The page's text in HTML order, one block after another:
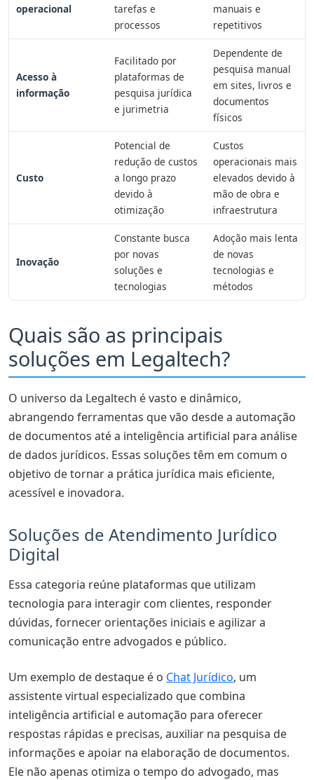
operacional
tarefas e
processos
manuais e
repetitivos
Acesso à
informação
Facilitado por
plataformas de
pesquisa jurídica
e jurimetria
Dependente de
pesquisa manual
em sites, livros e
documentos
físicos
Custo
Potencial de
redução de custos
a longo prazo
devido à
otimização
Custos
operacionais mais
elevados devido à
mão de obra e
infraestrutura
Inovação
Constante busca
por novas
soluções e
tecnologias
Adoção mais lenta
de novas
tecnologias e
métodos
Quais são as principais
soluções em Legaltech?
O universo da Legaltech é vasto e dinâmico,
abrangendo ferramentas que vão desde a automação
de documentos até a inteligência artificial para análise
de dados jurídicos. Essas soluções têm em comum o
objetivo de tornar a prática jurídica mais eficiente,
acessível e inovadora.
Soluções de Atendimento Jurídico
Digital
Essa categoria reúne plataformas que utilizam
tecnologia para interagir com clientes, responder
dúvidas, fornecer orientações iniciais e agilizar a
comunicação entre advogados e público.
Um exemplo de destaque é o Chat Jurídico, um
assistente virtual especializado que combina
inteligência artificial e automação para oferecer
respostas rápidas e precisas, auxiliar na pesquisa de
informações e apoiar na elaboração de documentos.
Ele não apenas otimiza o tempo do advogado, mas